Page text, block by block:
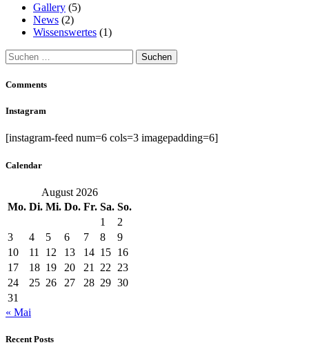
Gallery (5)
News (2)
Wissenswertes (1)
Suchen
nach:
Comments
Instagram
[instagram-feed num=6 cols=3 imagepadding=6]
Calendar
August 2026
Mo. Di. Mi. Do. Fr. Sa. So.
1
2
3
4 5 6 7 8
9
10
11 12 13 14 15 16
17
18 19 20 21 22
23
24
25 26 27 28 29 30
31
« Mai
Recent Posts